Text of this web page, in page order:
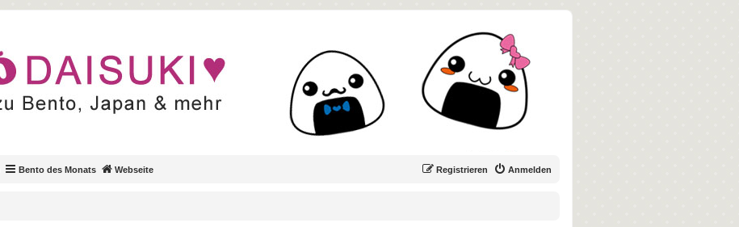
Bento des Monats Webseite Anmelden
Registrieren